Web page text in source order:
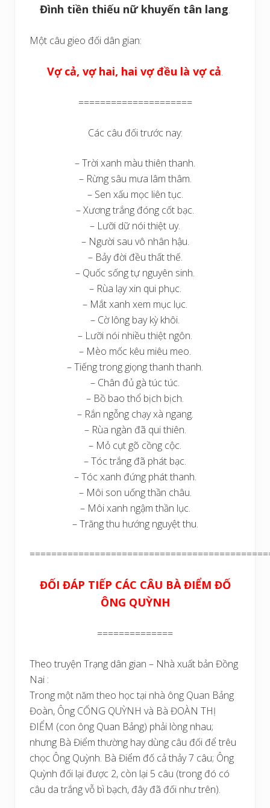
Đình tiền thiếu nữ khuyến tân lang.
Một câu gieo đối dân gian:
Vợ cả, vợ hai, hai vợ đều là vợ cả.
=====================
Các câu đối trước nay:
– Trời xanh màu thiên thanh.
– Rừng sâu mưa lâm thâm.
– Sen xấu mọc liên tục.
– Xương trắng đóng cốt bạc.
– Lưỡi dữ nói thiệt uy.
– Người sau vô nhân hậu.
– Bảy đời đều thất thế.
– Quốc sống tự nguyên sinh.
– Rùa lạy xin qui phục.
– Mắt xanh xem mục lục.
– Cờ lông bay kỳ khôi.
– Lưỡi nói nhiều thiệt ngôn.
– Mèo mốc kêu miêu meo.
– Tiếng trong giọng thanh thanh.
– Chân đủ gà túc túc.
– Bồ bao thổ bịch bịch.
– Rắn ngỗng chạy xà ngang.
– Rùa ngàn đã qui thiên.
– Mỏ cụt gõ cồng cộc.
– Tóc trắng đã phát bạc.
– Tóc xanh đứng phát thanh.
– Môi son uống thần châu.
– Môi xanh ngậm thần lục.
– Trăng thu hướng nguyệt thu.
ĐỐI ĐÁP TIẾP CÁC CÂU BÀ ĐIỂM ĐỐ
ÔNG QUỲNH
==============
Theo truyện Trạng dân gian – Nhà xuất bản Đồng
Nai :
Trong một năm theo học tại nhà ông Quan Bảng
Đoàn, Ông CỐNG QUỲNH và Bà ĐOÀN THỊ
ĐIỂM (con ông Quan Bảng) phải lòng nhau;
nhưng Bà Điểm thường hay dùng câu đối để trêu
chọc Ông Quỳnh. Bà Điểm đố cả thảy 7 câu; Ông
Quỳnh đối lại được 2, còn lại 5 câu (trong đó có
câu da trắng vỗ bì bạch, đây đã đối như trên).